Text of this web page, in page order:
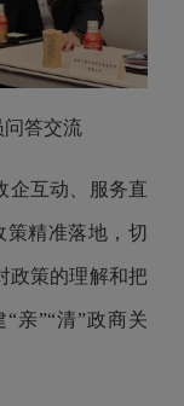
问答交流
企互动、服务直
策精准落地，切
政策的理解和把
亲”“清”政商关